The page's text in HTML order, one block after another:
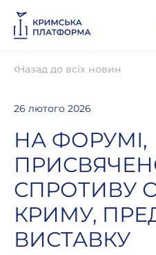
Назад до всіх новин
26 лютого 2026
НА ФОРУМІ,
СПРОТИВУ
КРИМУ,
ВИСТАВКУ